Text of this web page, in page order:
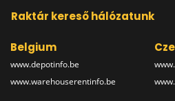
Raktár kereső hálózatunk
Belgium
www.depotinfo.be
www.warehouserentinfo.be